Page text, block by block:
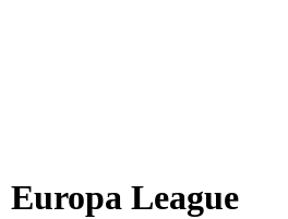
Europa League